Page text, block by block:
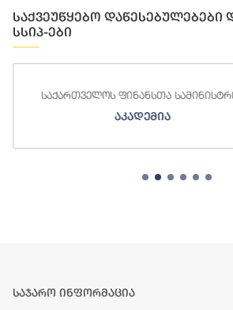
საქვეუწყებო დაწესებულებები
სსიპ-ები
საქართველოს ფინანსთა
აკადემია
საჯარო ინფორმაცია